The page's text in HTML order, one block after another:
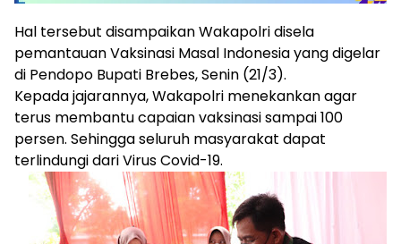
Hal tersebut disampaikan Wakapolri disela
pemantauan Vaksinasi Masal Indonesia yang digelar
di Pendopo Bupati Brebes, Senin (21/3).
Kepada jajarannya, Wakapolri menekankan agar
terus membantu capaian vaksinasi sampai 100
persen. Sehingga seluruh masyarakat dapat
terlindungi dari Virus Covid-19.